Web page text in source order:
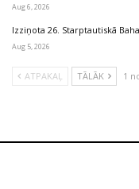
Aug 6, 2026
Izziņota 26. Starptautiskā
Aug 5, 2026
ATPAKAĻ TĀLĀK 1